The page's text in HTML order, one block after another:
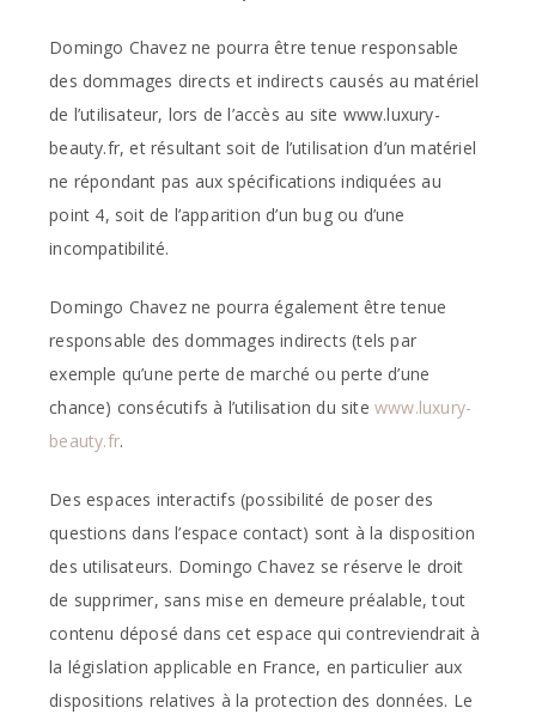
Domingo Chavez ne pourra être tenue responsable
des dommages directs et indirects causés au matériel
de l’utilisateur, lors de l’accès au site www.luxury-
beauty.fr, et résultant soit de l’utilisation d’un matériel
ne répondant pas aux spécifications indiquées au
point 4, soit de l’apparition d’un bug ou d’une
incompatibilité.
Domingo Chavez ne pourra également être tenue
responsable des dommages indirects (tels par
exemple qu’une perte de marché ou perte d’une
chance) consécutifs à l’utilisation du site www.luxury-
beauty.fr.
Des espaces interactifs (possibilité de poser des
questions dans l’espace contact) sont à la disposition
des utilisateurs. Domingo Chavez se réserve le droit
de supprimer, sans mise en demeure préalable, tout
contenu déposé dans cet espace qui contreviendrait à
la législation applicable en France, en particulier aux
dispositions relatives à la protection des données. Le